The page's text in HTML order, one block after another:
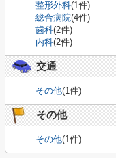
整形外科(1件)
総合病院(4件)
歯科(2件)
内科(2件)
交通
その他(1件)
その他
その他(1件)